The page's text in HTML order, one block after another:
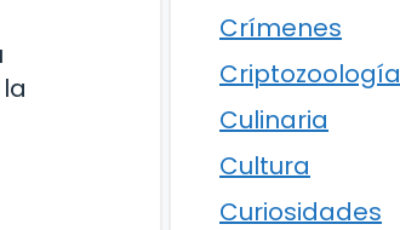
Crímenes
Criptozoología
Culinaria
Cultura
Curiosidades